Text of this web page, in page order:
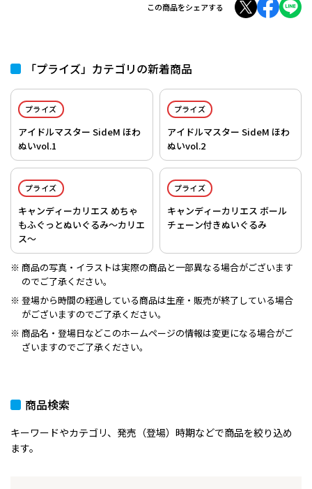
この商品をシェアする
「プライズ」カテゴリの新着商品
プライズ
アイドルマスター SideM ほわ
ぬいvol.1
プライズ
アイドルマスター SideM ほわ
ぬいvol.2
プライズ
キャンディーカリエス めちゃ
もふぐっとぬいぐるみ～カリエ
ス～
プライズ
キャンディーカリエス ボール
チェーン付きぬいぐるみ
商品の写真・イラストは実際の商品と一部異なる場合がございます
のでご了承ください。
登場から時間の経過している商品は生産・販売が終了している場合
がございますのでご了承ください。
商品名・登場日などこのホームページの情報は変更になる場合がご
ざいますのでご了承ください。
商品検索
キーワードやカテゴリ、発売（登場）時期などで商品を絞り込め
ます。